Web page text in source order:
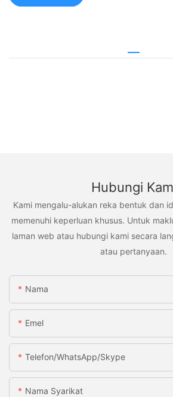
Hubungi
Kami mengalu-alukan reka bentuk dan
memenuhi keperluan khusus. Untuk
laman web atau hubungi kami secara
atau pertanyaan.
Nama
Emel
Telefon/WhatsApp/Skype
Nama Syarikat